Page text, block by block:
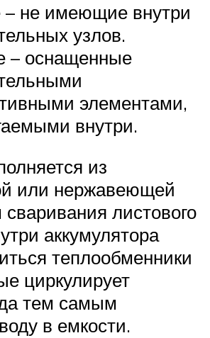
– не имеющие внутри
узлов.
– оснащенные
элементами,
внутри.
из
или нержавеющей
листового
аккумулятора
теплообменники
циркулирует
тем самым
в емкости.